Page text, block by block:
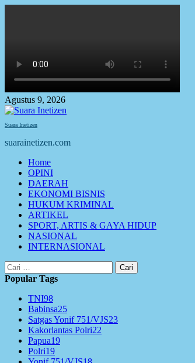
Agustus 9, 2026
Suara Inetizen
suarainetizen.com
Primary
Menu
Home
OPINI
DAERAH
EKONOMI BISNIS
HUKUM KRIMINAL
ARTIKEL
SPORT, ARTIS & GAYA HIDUP
NASIONAL
INTERNASIONAL
Cari
untuk:
Popular Tags
TNI98
Babinsa25
Satgas Yonif 751/VJS23
Kakorlantas Polri22
Papua19
Polri19